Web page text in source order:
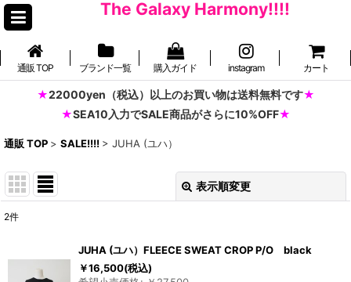
The Galaxy Harmony!!!!
通販 TOP ブランド一覧 購入ガイド instagram カート
22000yen（税込）以上のお買い物は送料無料です
SEA10入力でSALE商品がさらに10%OFF
通販 TOP > SALE!!!! > JUHA (ユハ）
表示順変更
並び順
2件
JUHA (ユハ）FLEECE SWEAT CROP P/O black
￥16,500(税込)